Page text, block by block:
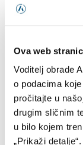
Ova web
Voditelj obrade
o podacima
pročitajte u
drugim sličnim
u bilo kojem
„Prikaži